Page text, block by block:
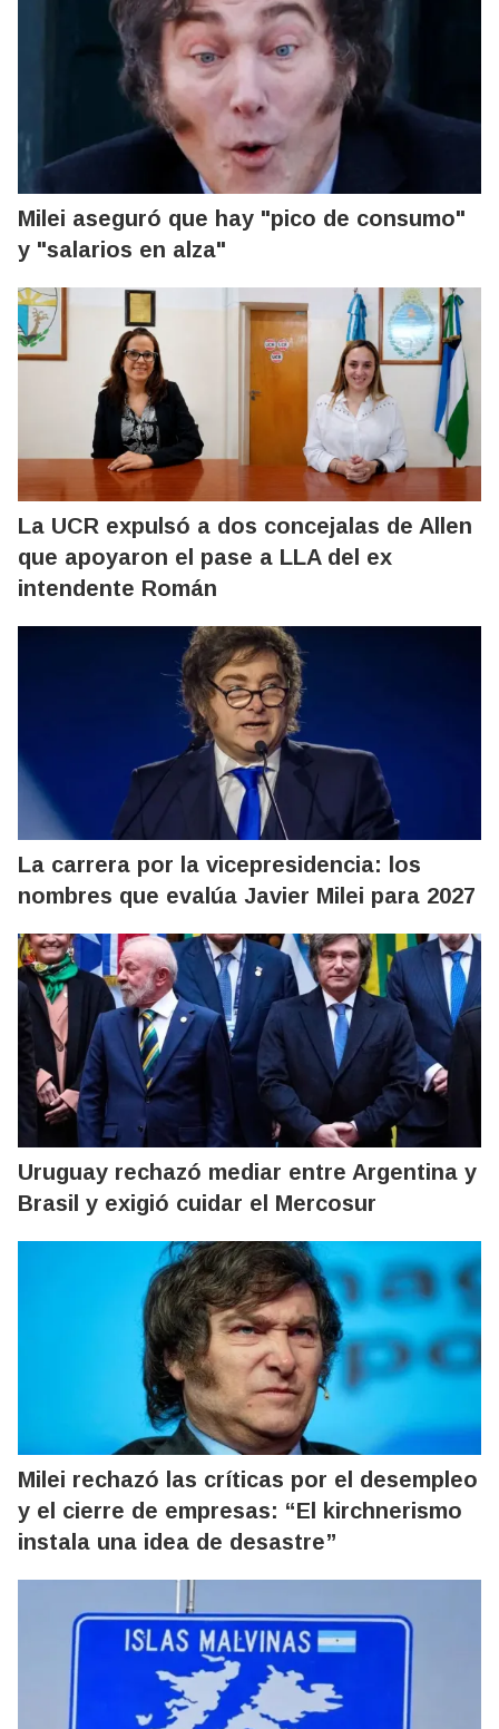
Milei aseguró que hay "pico de consumo"
y "salarios en alza"
La UCR expulsó a dos concejalas de Allen
que apoyaron el pase a LLA del ex
intendente Román
La carrera por la vicepresidencia: los
nombres que evalúa Javier Milei para 2027
Uruguay rechazó mediar entre Argentina y
Brasil y exigió cuidar el Mercosur
Milei rechazó las críticas por el desempleo
y el cierre de empresas: “El kirchnerismo
instala una idea de desastre”